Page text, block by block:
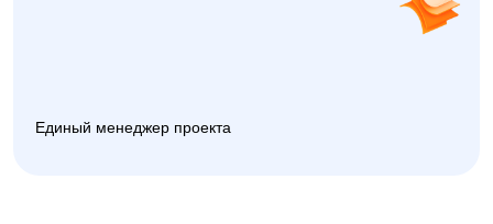
Единый менеджер проекта